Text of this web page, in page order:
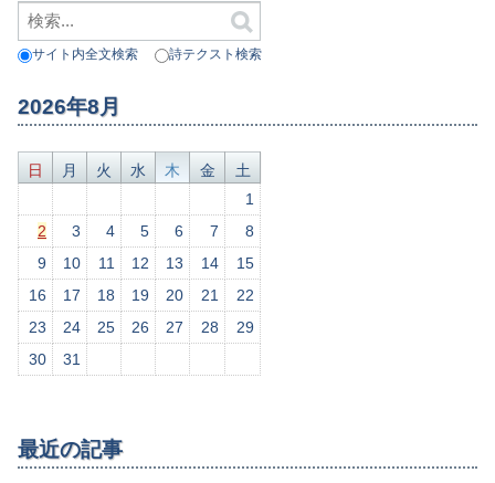
サイト内全文検索 詩テクスト検索
2026年8月
日 月 火 水 木 金
土
1
2
3 4 5 6 7
8
9
10 11 12 13 14
15
16
17 18 19 20 21
22
23
24 25 26 27 28
29
30
31
最近の記事